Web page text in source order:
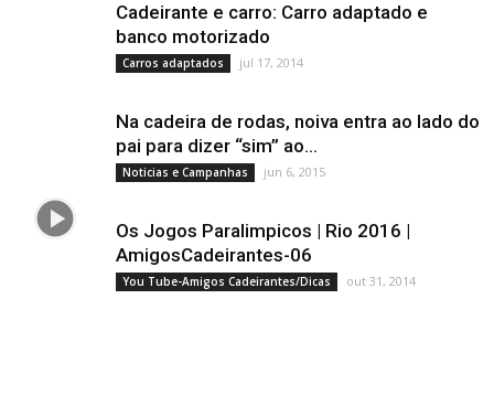
Cadeirante e carro: Carro adaptado e
banco motorizado
Carros adaptados jul 17, 2014
Na cadeira de rodas, noiva entra ao lado do
pai para dizer “sim” ao...
Noticias e Campanhas jun 6, 2015
Os Jogos Paralimpicos | Rio 2016 |
AmigosCadeirantes-06
You Tube-Amigos Cadeirantes/Dicas out 31, 2014